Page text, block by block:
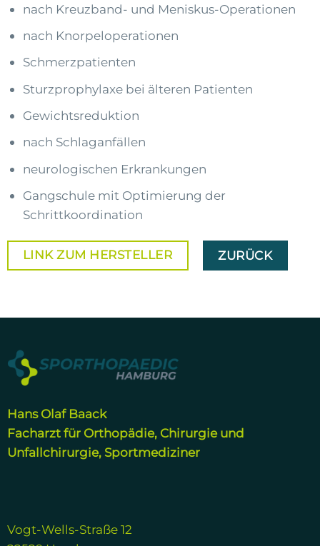
nach Kreuzband- und Meniskus-Operationen
nach Knorpeloperationen
Schmerzpatienten
Sturzprophylaxe bei älteren Patienten
Gewichtsreduktion
nach Schlaganfällen
neurologischen Erkrankungen
Gangschule mit Optimierung der
Schrittkoordination
LINK ZUM HERSTELLER ZURÜCK
Hans Olaf Baack
Facharzt für Orthopädie, Chirurgie und
Unfallchirurgie, Sportmediziner
Vogt-Wells-Straße 12